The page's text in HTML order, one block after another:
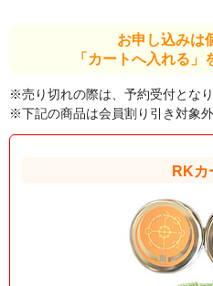
お申し込みは
「カートへ入れる」
※売り切れの際は、予約受付とな
※下記の商品は会員割り引き対象外
RKカ